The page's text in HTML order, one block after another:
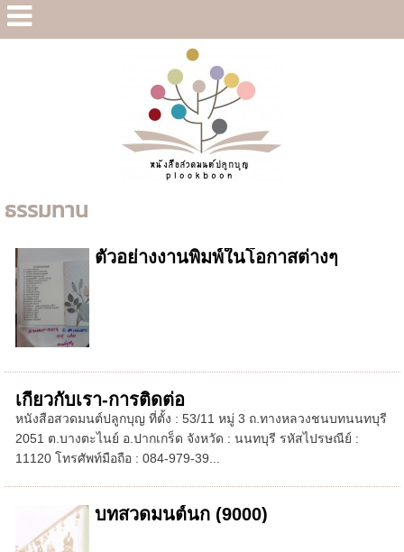
ธรรมทาน
ตัวอย่างงานพิมพ์ในโอกาสต่างๆ
เกี่ยวกับเรา-การติดต่อ
หนังสือสวดมนต์ปลูกบุญ ที่ตั้ง : 53/11 หมู่ 3 ถ.ทางหลวงชนบทนนทบุรี
2051 ต.บางตะไนย์ อ.ปากเกร็ด จังหวัด : นนทบุรี รหัสไปรษณีย์ :
11120 โทรศัพท์มือถือ : 084-979-39...
บทสวดมนต์นก (9000)